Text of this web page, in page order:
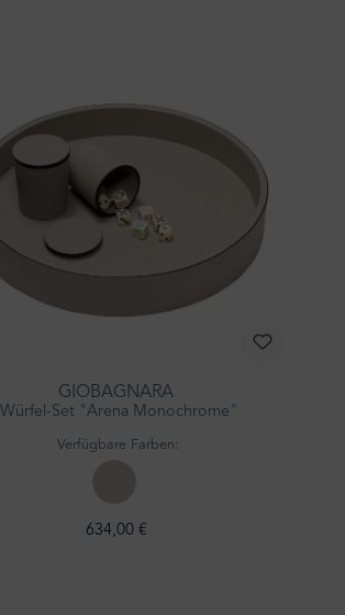
GIOBAGNARA
Würfel-Set "Arena Monochrome"
Verfügbare Farben:
634,00 €